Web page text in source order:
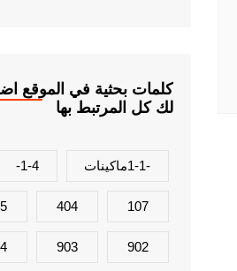
كلمات بحثية في الموقع
لك كل المرتبط بها
-1-1ماكينات 1-4-
107
404
902
903